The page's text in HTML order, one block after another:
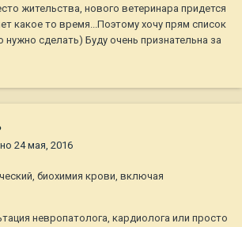
жительства, нового ветеринара придется
какое то время...Поэтому хочу прям список
нужно сделать) Буду очень признательна за
24 мая, 2016
биохимия крови, включая
невропатолога, кардиолога или просто